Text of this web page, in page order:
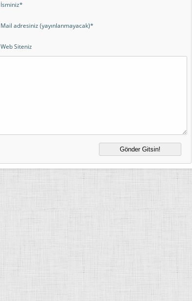
İsminiz*
Mail adresiniz (yayınlanmayacak)*
Web Siteniz